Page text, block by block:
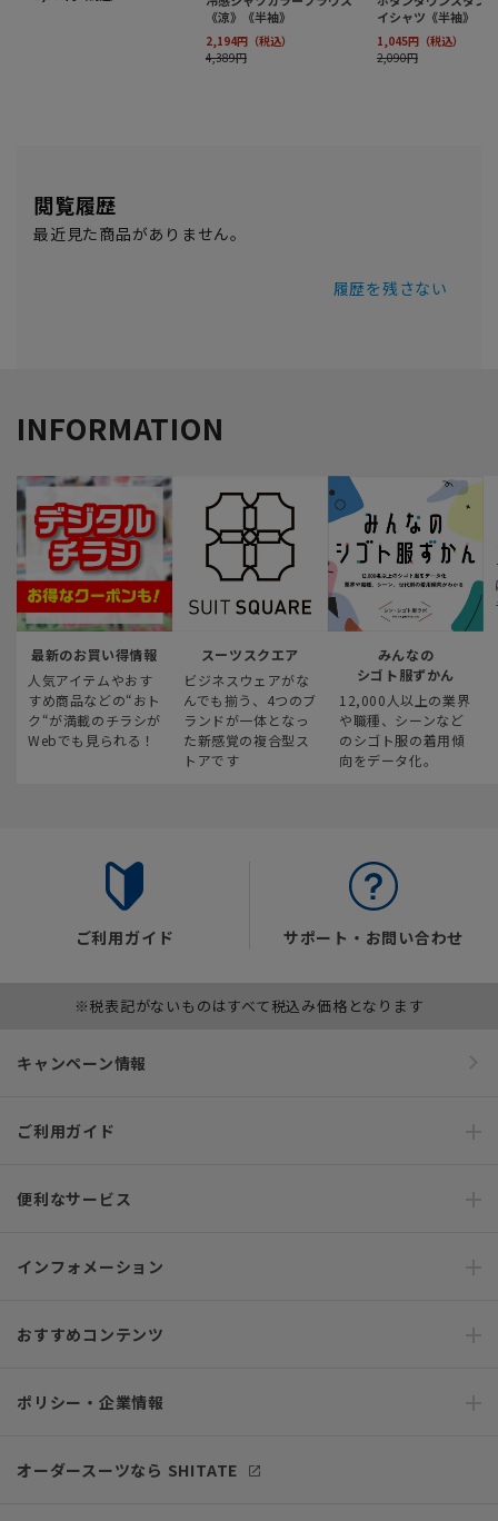
閲覧履歴
最近見た商品がありません。
履歴を残さない
INFORMATION
最新のお買い得情報
人気アイテムやおす
すめ商品などの“おト
ク“が満載のチラシが
Webでも見られる！
スーツスクエア
ビジネスウェアがな
んでも揃う、4つのブ
ランドが一体となっ
た新感覚の複合型ス
トアです
みんなの
シゴト服ずかん
12,000人以上の業界
や職種、シーンなど
のシゴト服の着用傾
向をデータ化。
ご利用ガイド サポート・お問い合わせ
※税表記がないものはすべて税込み価格となります
キャンペーン情報
ご利用ガイド
便利なサービス
インフォメーション
おすすめコンテンツ
ポリシー・企業情報
オーダースーツなら SHITATE